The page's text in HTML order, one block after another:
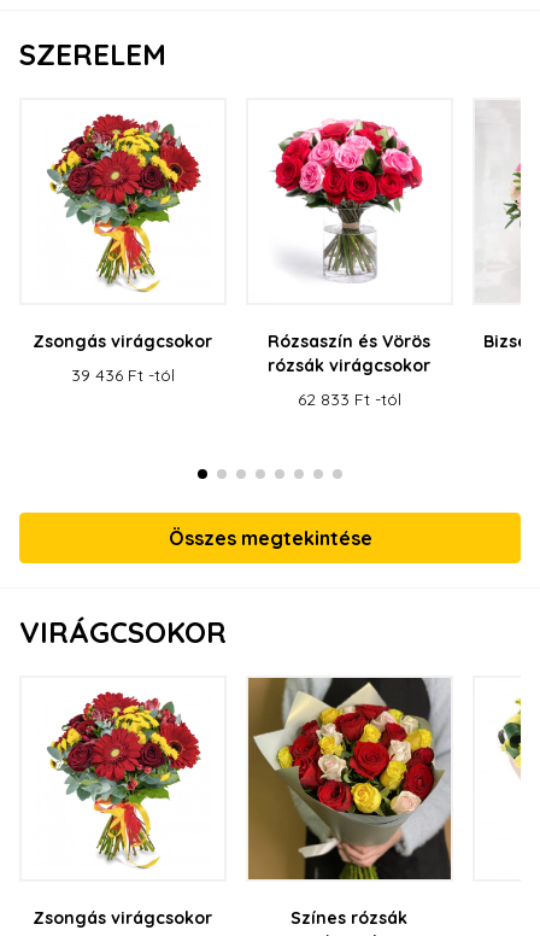
SZERELEM
Zsongás virágcsokor
39 436 Ft -tól
Rózsaszín és Vörös
rózsák virágcsokor
62 833 Ft -tól
Összes megtekintése
VIRÁGCSOKOR
Zsongás virágcsokor
Színes rózsák